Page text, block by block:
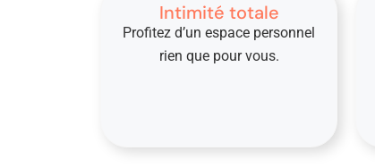
Intimité totale
Profitez d’un espace personnel
rien que pour vous.